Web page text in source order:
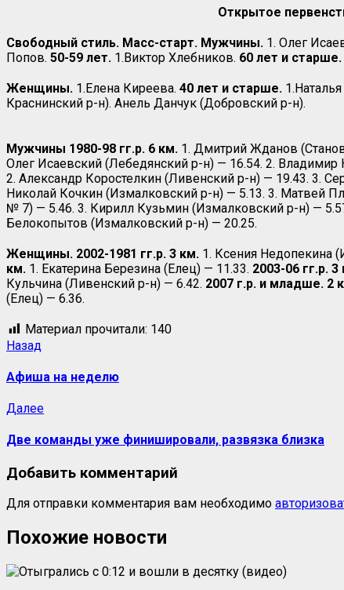
Открытое
Свободный стиль. Масс-старт. Мужчины. 1. Олег
Попов. 50-59 лет. 1.Виктор Хлебников. 60 лет и старше.
Женщины. 1.Елена Киреева. 40 лет и старше.
Краснинский р-н). Анель Данчук (Добровский р-н).
Мужчины 1980-98 гг.р. 6 км. 1. Дмитрий Жданов
Олег Исаевский (Лебедянский р-н) — 16.54. 2.
2. Александр Коростелкин (Ливенский р-н) — 19.43. 3.
Николай Кочкин (Измалковский р-н) — 5.13. 3. Матвей
№ 7) — 5.46. 3. Кирилл Кузьмин (Измалковский р-н) —
Белокопытов (Измалковский р-н) — 20.25.
Женщины. 2002-1981 гг.р. 3 км. 1. Ксения Недопекина
км. 1. Екатерина Березина (Елец) — 11.33. 2003-06 гг.р. 3
Кульчина (Ливенский р-н) — 6.42. 2007 г.р. и младше. 2
(Елец) — 6.36.
Материал прочитали: 140
Назад
Афиша на неделю
Далее
Две команды уже финишировали, развязка близка
Добавить комментарий
Для отправки комментария вам необходимо
Похожие новости